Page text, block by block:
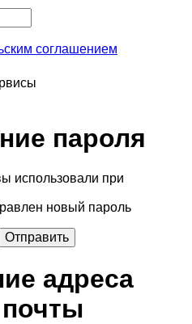
соглашением
пароля
использовали при
новый пароль
адреса